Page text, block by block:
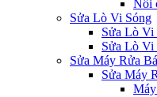
Nồi
Sửa Lò Vi Sóng
Sửa Lò Vi
Sửa Lò
Sửa Máy Rửa
Sửa Máy